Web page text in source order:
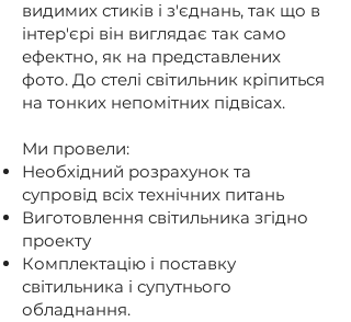
видимих стиків і з'єднань, так що в
інтер'єрі він виглядає так само
ефектно, як на представлених
фото. До стелі світильник кріпиться
на тонких непомітних підвісах.
Ми провели:
Необхідний розрахунок та
супровід всіх технічних питань
Виготовлення світильника згідно
проекту
Комплектацію і поставку
світильника і супутнього
обладнання.